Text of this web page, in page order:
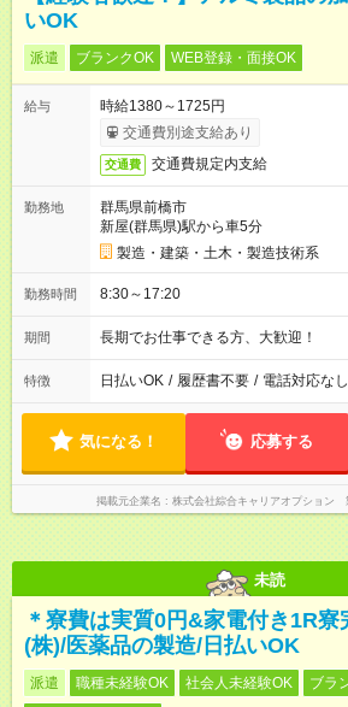
いOK
派遣 ブランクOK WEB登録・面接OK
給与
時給1380～1725円
交通費別途支給あり
交通費 交通費規定内支給
勤務地
群馬県前橋市
新屋(群馬県)駅から車5分
製造・建築・土木・製造技術系
勤務時間 8:30～17:20
期間 長期でお仕事できる方、大歓迎！
特徴 日払いOK / 履歴書不要 / 電話対応なし
気になる！ 応募する
掲載元企業名 株式会社綜合キャリアオプション
未読
＊寮費は実質0円&家電付き1R
(株)/医薬品の製造/日払いOK
派遣 職種未経験OK 社会人未経験OK
ブラ